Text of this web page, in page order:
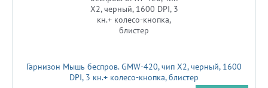
Гарнизон Мышь беспров. GMW-420, чип X2, черный, 1600
DPI, 3 кн.+ колесо-кнопка, блистер